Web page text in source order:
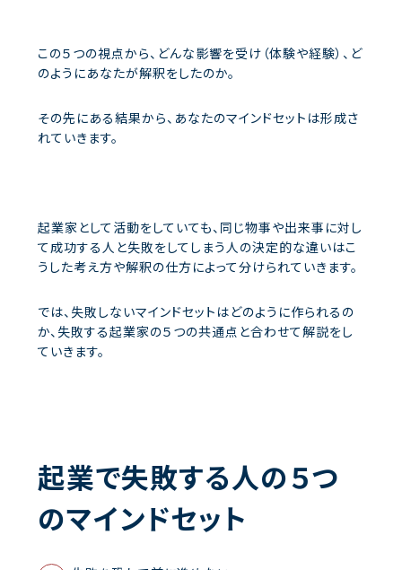
この５つの視点から、どんな影響を受け（体験や経験）、ど
のようにあなたが解釈をしたのか。
その先にある結果から、あなたのマインドセットは形成さ
れていきます。
起業家として活動をしていても、同じ物事や出来事に対し
て成功する人と失敗をしてしまう人の決定的な違いはこ
うした考え方や解釈の仕方によって分けられていきます。
では、失敗しないマインドセットはどのように作られるの
か、失敗する起業家の５つの共通点と合わせて解説をし
ていきます。
起業で失敗する人の５つ
のマインドセット